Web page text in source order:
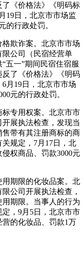
《价格法》《明码标
19日，北京市市场监
的行政处罚。
欺诈案。北京市市场
公司（民宿经营单
五一”期间民宿住宿服
了《价格法》《明码
月19日，北京市市场
元的行政处罚。
专用权案。北京市市
展执法检查，发现当
带有其注册商标的商
规定，7月17日，北
权商品、罚款3000元
期限的化妆品案。北
公司开展执法检查，
期限。当事人的行为
，9月5日，北京市市
的化妆品、罚款1万